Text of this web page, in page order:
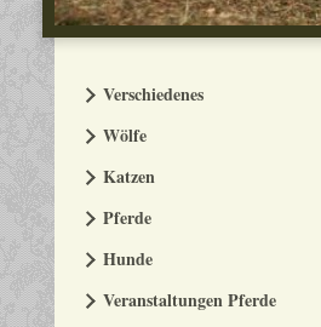
Verschiedenes
Wölfe
Katzen
Pferde
Hunde
Veranstaltungen Pferde